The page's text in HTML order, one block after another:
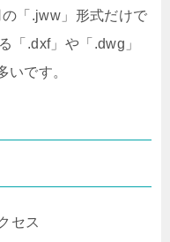
「.jww」形式だけで
「.dxf」や「.dwg」
いです。
セス